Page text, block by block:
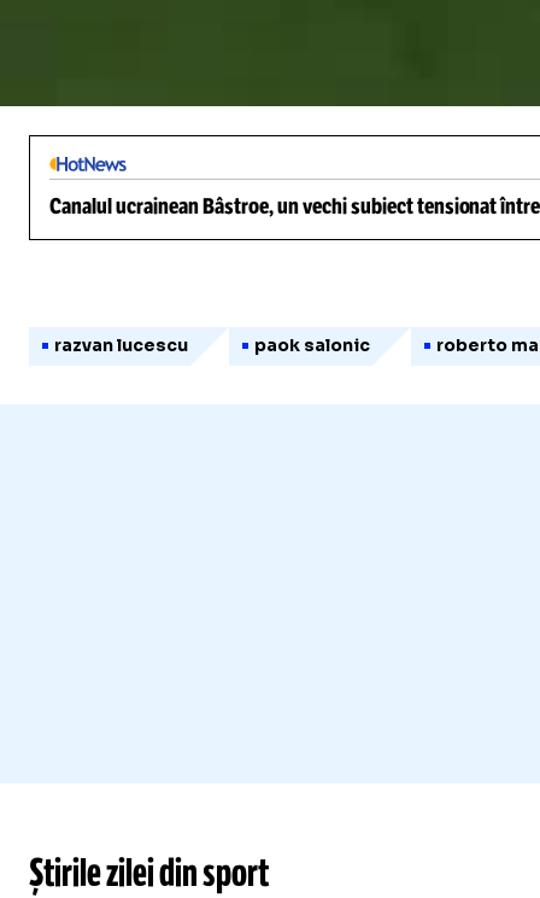
Canalul ucrainean Bâstroe, un vechi subiect tensionat
razvan lucescu paok salonic roberto
Știrile zilei din sport